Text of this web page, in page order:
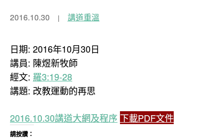
2016.10.30 講道重溫
日期: 2016年10月30日
講員: 陳煜新牧師
經文: 羅3:19-28
講題: 改教運動的再思
2016.10.30講道大網及程序 下載PDF文件
請按讚：